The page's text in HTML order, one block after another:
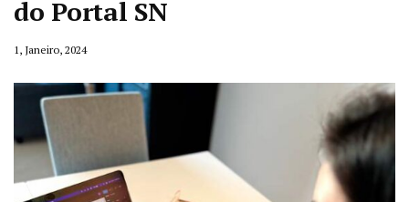
do Portal SN
1, Janeiro, 2024